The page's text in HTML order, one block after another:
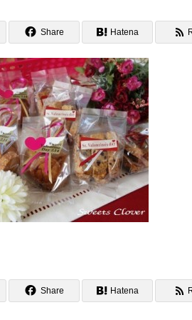
Share Hatena
Share Hatena